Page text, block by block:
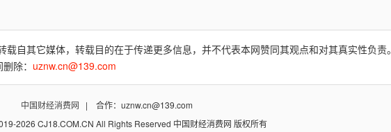
自其它媒体，转载目的在于传递更多信息，并不代表本网赞同其观点和对其真实性负责。
除： uznw.cn@139.com
中国财经消费网
| 合作：uznw.cn@139.com
2026 CJ18.COM.CN All Rights Reserved 中国财经消费网 版权所有